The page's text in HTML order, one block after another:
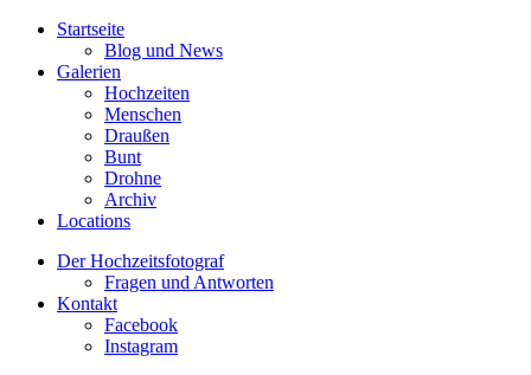
Startseite
Blog und News
Galerien
Hochzeiten
Menschen
Draußen
Bunt
Drohne
Archiv
Locations
Der Hochzeitsfotograf
Fragen und Antworten
Kontakt
Facebook
Instagram